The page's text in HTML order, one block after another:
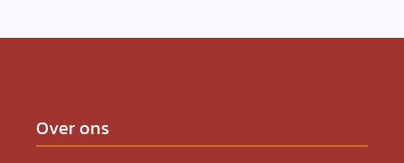
Over ons